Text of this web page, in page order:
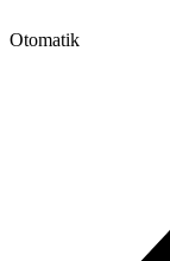
Otomatik